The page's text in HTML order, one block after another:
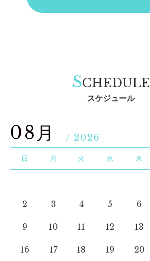
SCHEDULE
スケジュール
08月 / 2026
日 月 火 水 木
2 3 4 5 6
9 10 11 12 13
16 17 18 19 20